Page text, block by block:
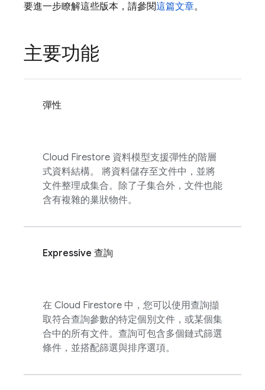
要進一步瞭解這些版本，請參閱這篇文章。
主要功能
彈性
Cloud Firestore 資料模型支援彈性的階層
式資料結構。 將資料儲存至文件中，並將
文件整理成集合。除了子集合外，文件也能
含有複雜的巢狀物件。
Expressive 查詢
在 Cloud Firestore 中，您可以使用查詢擷
取符合查詢參數的特定個別文件，或某個集
合中的所有文件。查詢可包含多個鏈式篩選
條件，並搭配篩選與排序選項。